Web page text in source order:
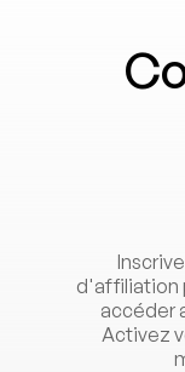
d'affiliation
accéder
Activez